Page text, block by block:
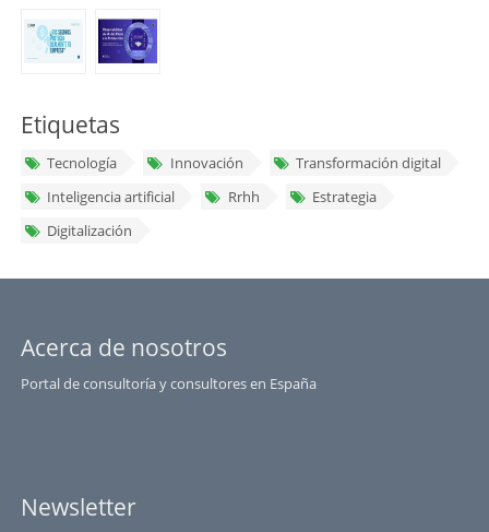
Etiquetas
Tecnología Innovación
Transformación digital
Inteligencia artificial
Rrhh
Estrategia
Digitalización
Acerca de nosotros
Portal de consultoría y consultores en España
Newsletter